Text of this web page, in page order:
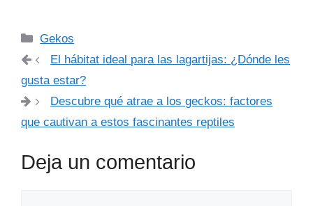
Categorías
Gekos
El hábitat ideal para las lagartijas: ¿Dónde les
gusta estar?
Descubre qué atrae a los geckos: factores
que cautivan a estos fascinantes reptiles
Deja un comentario